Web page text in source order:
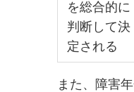
を総合的に
判断して決
定される
また、障害